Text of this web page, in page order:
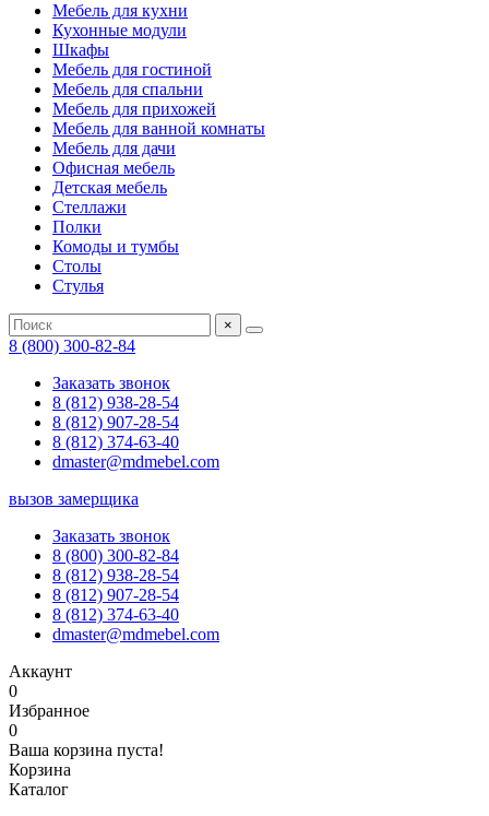
Мебель для кухни
Кухонные модули
Шкафы
Мебель для гостиной
Мебель для спальни
Мебель для прихожей
Мебель для ванной комнаты
Мебель для дачи
Офисная мебель
Детская мебель
Стеллажи
Полки
Комоды и тумбы
Столы
Стулья
×
8 (800) 300-82-84
Заказать звонок
8 (812) 938-28-54
8 (812) 907-28-54
8 (812) 374-63-40
dmaster@mdmebel.com
вызов замерщика
Заказать звонок
8 (800) 300-82-84
8 (812) 938-28-54
8 (812) 907-28-54
8 (812) 374-63-40
dmaster@mdmebel.com
Аккаунт
0
Избранное
0
Ваша корзина пуста!
Корзина
Каталог